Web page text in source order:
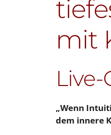
mit
„Wenn
dem innere